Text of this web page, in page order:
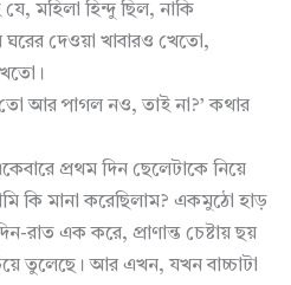
মহিলা হিন্দু ছিল, নাকি
দেওয়া খাবারও খেতো,
আর পাগল নও, তাই না?’ কথার
প্রথম দিন ছেলেটাকে নিয়ে
কি মানা করেছিলাম? একমুঠো হাড়
রাত এক করে, প্রাণান্ত চেষ্টায় ছয়
তুলেছে। আর এখন, যখন বাচ্চাটা